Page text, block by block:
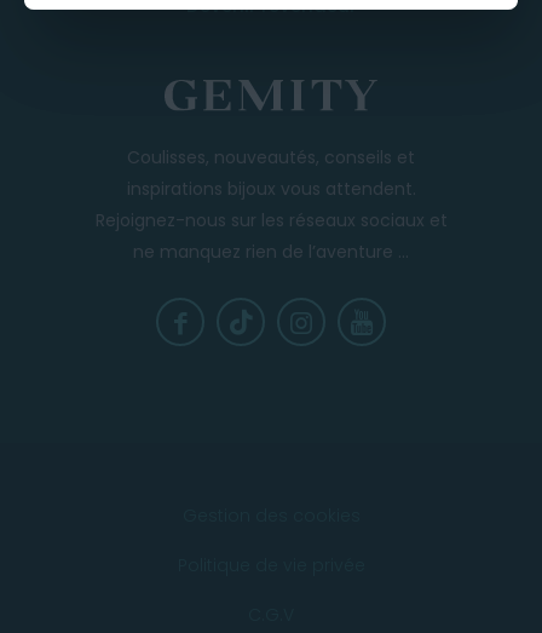
Devenir revendeur
Coulisses, nouveautés, conseils et
inspirations bijoux vous attendent.
Rejoignez-nous sur les réseaux sociaux et
ne manquez rien de l’aventure ...